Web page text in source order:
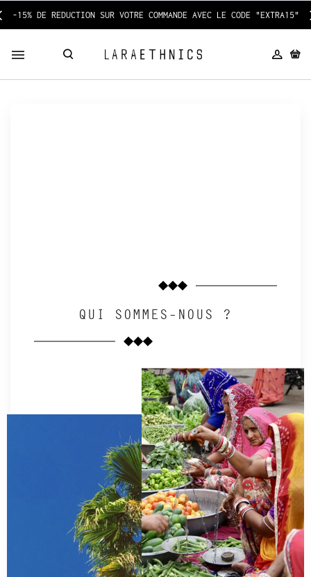
-15% DE REDUCTION SUR VOTRE COMMANDE AVEC LE CODE "EXTRA15"
QUI SOMMES-NOUS ?